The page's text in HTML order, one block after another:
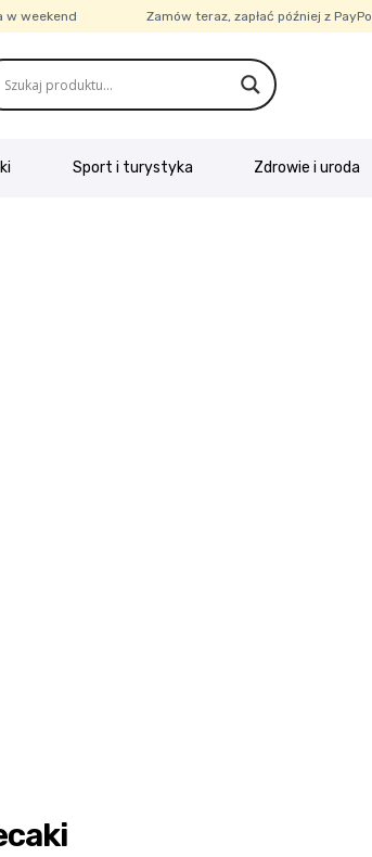
w weekend Zamów teraz, zapłać później z PayPo
Sport i turystyka Zdrowie i uroda